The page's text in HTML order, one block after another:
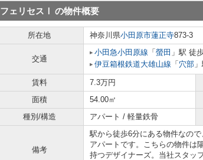
フェリセスⅠ の物件概要
所在地 神奈川県小田原市蓮正寺873-3
交通
小田急小田原線 「 螢田 」駅 徒
伊豆箱根鉄道大雄山線 「 穴部
賃料 7.3万円
面積
54.00㎡
種別/構造
アパート / 軽量鉄骨
備考
駅から徒歩6分にある物件なの
アパートです。こちらの物件は
持つデザイナーズ。当社スタッ